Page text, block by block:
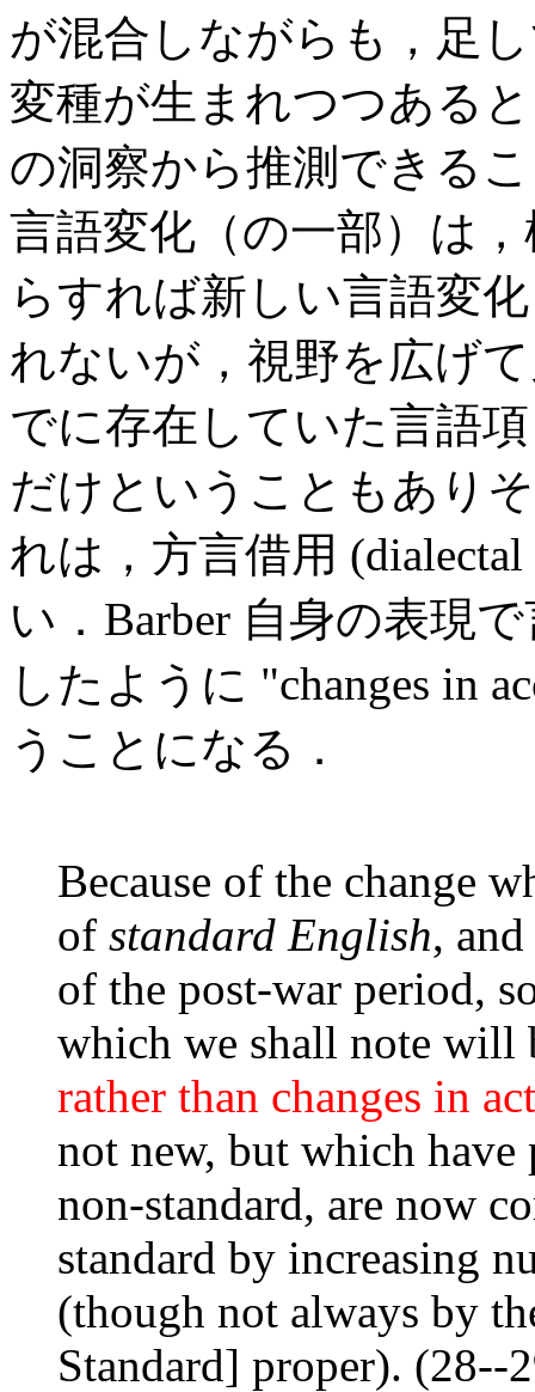
が混合しながらも，足
変種が生まれつつある
の洞察から推測できる
言語変化（の一部）は
らすれば新しい言語変
れないが，視野を広げ
でに存在していた言語
だけということもあり
れは，方言借用
い．Barber 自身の表現
したように "changes in
うことになる．
Because of the change
of standard English,
of the post-war period,
which we shall note will
rather than changes in
not new, but which have
non-standard, are now
standard by increasing
(though not always by
Standard] proper). (28--